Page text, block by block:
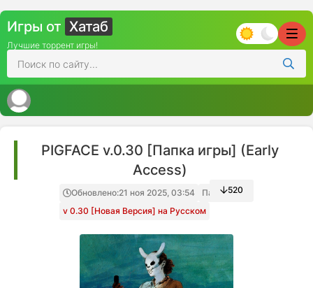
Игры от Хатаб
Лучшие торрент игры!
PIGFACE v.0.30 [Папка игры] (Early
Access)
Обновлено:21 ноя 2025, 03:54
Папка игры
v 0.30 [Новая Версия] на Русском
520